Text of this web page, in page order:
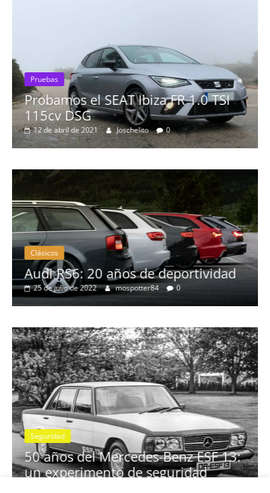
Pruebas
Probamos el SEAT Ibiza FR 1.0 TSI
115cv DSG
12 de abril de 2021 Joschelito 0
Clásicos
Audi RS6: 20 años de deportividad
25 de julio de 2022 mospotter84 0
Seguridad
50 años del Mercedes-Benz ESF 13:
un experimento de seguridad